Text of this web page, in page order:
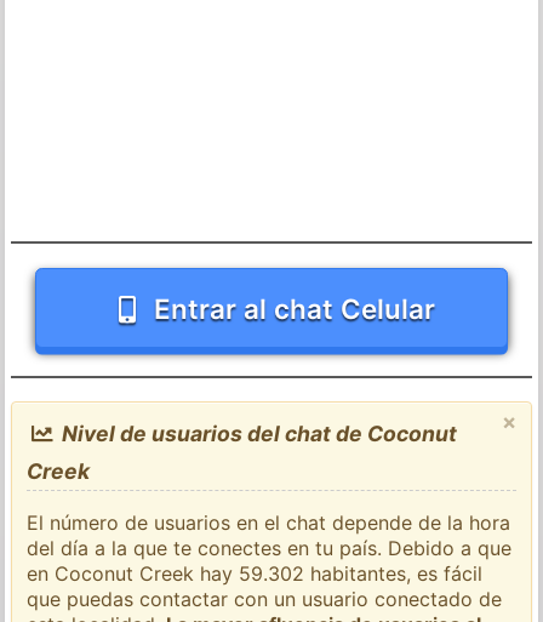
Entrar al chat Celular
×
Nivel de usuarios del chat de Coconut
Creek
El número de usuarios en el chat depende de la hora
del día a la que te conectes en tu país. Debido a que
en Coconut Creek hay 59.302 habitantes, es fácil
que puedas contactar con un usuario conectado de